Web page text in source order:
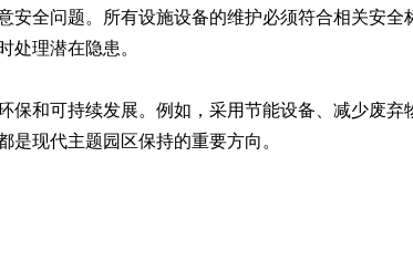
安全问题。所有设施设备的维护必须符合相关安全
处理潜在隐患。
保和可持续发展。例如，采用节能设备、减少废弃
是现代主题园区保持的重要方向。